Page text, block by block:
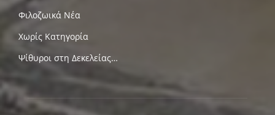
Φιλοζωικά Νέα
Χωρίς Κατηγορία
Ψίθυροι στη Δεκελείας…